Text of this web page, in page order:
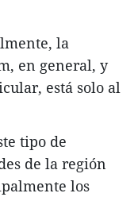
la
en general, y
está solo al
tipo de
de la región
los